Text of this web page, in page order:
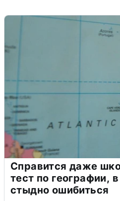
Справится даже
тест по географии,
стыдно ошибиться